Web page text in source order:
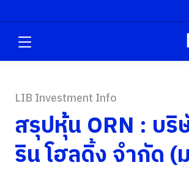
LIB Investment Info
สรุปหุ้น ORN : บ
ริน โฮลดิ้ง จํากัด (